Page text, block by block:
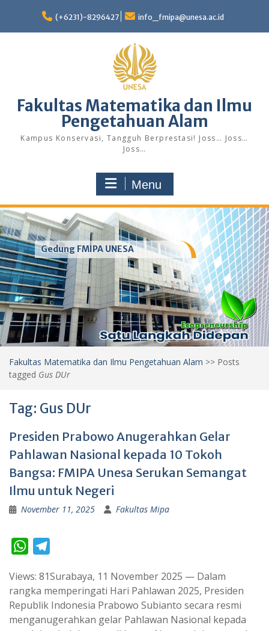
content
(+6231)-8296427 info_fmipa@unesa.ac.id
Fakultas Matematika dan Ilmu
Pengetahuan Alam
Kampus Konservasi, Tangguh Berprestasi! Joss… Joss…
Joss…
Menu
Gedung FMIPA UNESA
Fakultas Matematika dan Ilmu Pengetahuan Alam >> Posts
tagged Gus DUr
Tag: Gus DUr
Presiden Prabowo Anugerahkan Gelar
Pahlawan Nasional kepada 10 Tokoh
Bangsa: FMIPA Unesa Serukan Semangat
Ilmu untuk Negeri
November 11, 2025 Fakultas Mipa
W
a
t
s
l
e
g
Views: 81Surabaya, 11 November 2025 — Dalam
rangka memperingati Hari Pahlawan 2025, Presiden
Republik Indonesia Prabowo Subianto secara resmi
menganugerahkan gelar Pahlawan Nasional kepada